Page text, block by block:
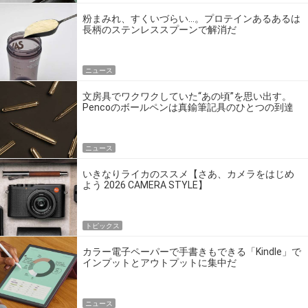
粉まみれ、すくいづらい…。プロテインあるあるは
長柄のステンレススプーンで解消だ
ニュース
文房具でワクワクしていた“あの頃”を思い出す。
Pencoのボールペンは真鍮筆記具のひとつの到達
ニュース
いきなりライカのススメ【さあ、カメラをはじめ
よう 2026 CAMERA STYLE】
トピックス
カラー電子ペーパーで手書きもできる「Kindle」で
インプットとアウトプットに集中だ
ニュース